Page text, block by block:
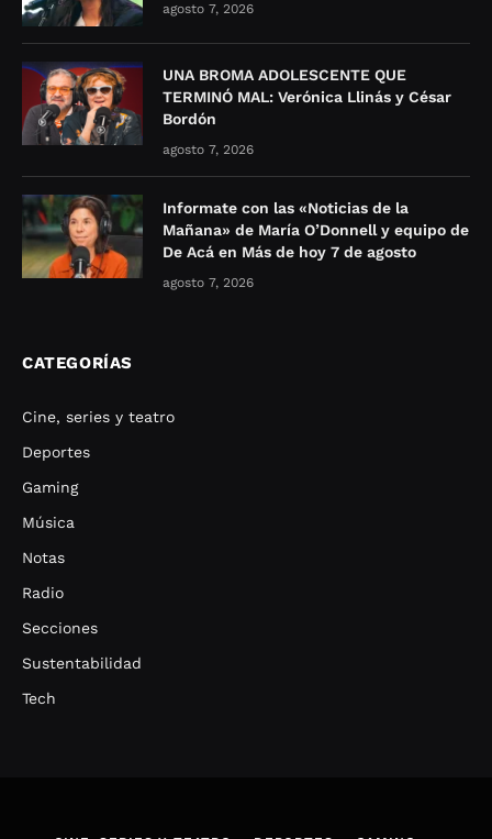
agosto 7, 2026
UNA BROMA ADOLESCENTE QUE
TERMINÓ MAL: Verónica Llinás y César
Bordón
agosto 7, 2026
Informate con las «Noticias de la
Mañana» de María O’Donnell y equipo de
De Acá en Más de hoy 7 de agosto
agosto 7, 2026
CATEGORÍAS
Cine, series y teatro
Deportes
Gaming
Música
Notas
Radio
Secciones
Sustentabilidad
Tech